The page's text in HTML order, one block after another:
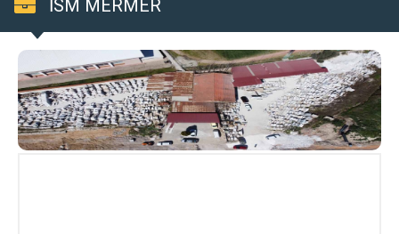
İSM MERMER